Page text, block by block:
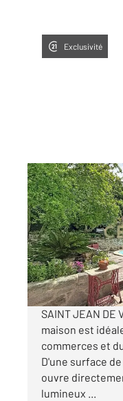
Exclusivité
ST JEAN DE
168 m2, 6 pièces
Ref : 19195
Maison à
569
Visiter le site
SAINT JEAN DE
maison est
commerces et
D'une surface
ouvre
lumineux ...